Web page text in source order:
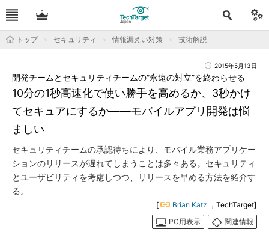
トップ セキュリティ 情報漏えい対策 技術解説
2015年5月13日
10分の1秒高速化で使い勝手を高めるか、3秒かけ
てセキュアにするか――モバイルアプリ開発は悩
ましい
開発チームとセキュリティチームの“永遠の対立”を終わらせる
セキュリティチームの承認待ちにより、モバイル業務アプリケー
ションのリリースが遅れてしまうことは多々ある。セキュリティ
とユーザビリティを考慮しつつ、リリースを早める方法を紹介す
る。
[ Brian Katz ，TechTarget]
PC用表示
関連情報